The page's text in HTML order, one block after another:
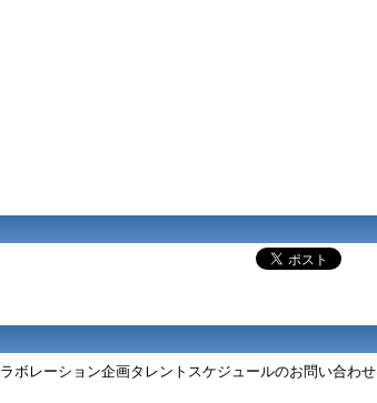
ボレーション企画タレントスケジュールのお問い合わ